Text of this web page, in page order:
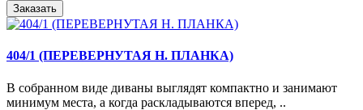
Заказать
404/1 (ПЕРЕВЕРНУТАЯ Н. ПЛАНКА)
В собранном виде диваны выглядят компактно и занимают
минимум места, а когда раскладываются вперед, ..